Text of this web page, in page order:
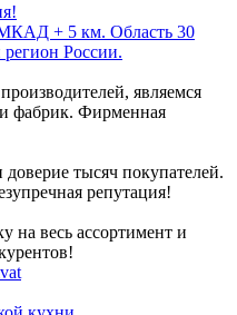
МКАД + 5 км. Область 30
России.
являемся
фабрик. Фирменная
тысяч покупателей.
репутация!
весь ассортимент и